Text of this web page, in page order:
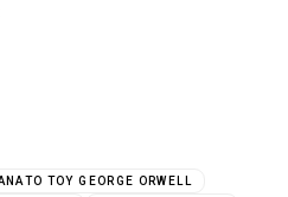
ΤΟΥ GEORGE ORWELL